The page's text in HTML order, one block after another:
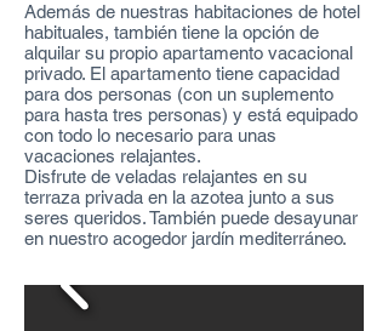
Además de nuestras habitaciones de hotel
habituales, también tiene la opción de
alquilar su propio apartamento vacacional
privado. El apartamento tiene capacidad
para dos personas (con un suplemento
para hasta tres personas) y está equipado
con todo lo necesario para unas
vacaciones relajantes.
Disfrute de veladas relajantes en su
terraza privada en la azotea junto a sus
seres queridos. También puede desayunar
en nuestro acogedor jardín mediterráneo.